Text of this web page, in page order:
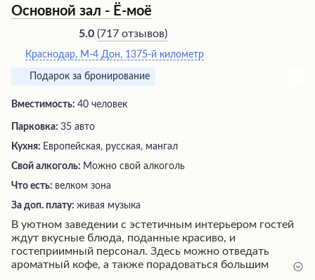
Основной зал - Ё-моё
5.0 (717 отзывов)
Краснодар, М-4 Дон, 1375-й километр
Подарок за бронирование
Вместимость: 40 человек
Парковка: 35 авто
Кухня: Европейская, русская, мангал
Свой алкоголь: Можно свой алкоголь
Что есть: велком зона
За доп. плату: живая музыка
В уютном заведении с эстетичным интерьером гостей
ждут вкусные блюда, поданные красиво, и
гостеприимный персонал. Здесь можно отведать
ароматный кофе, а также порадоваться большим